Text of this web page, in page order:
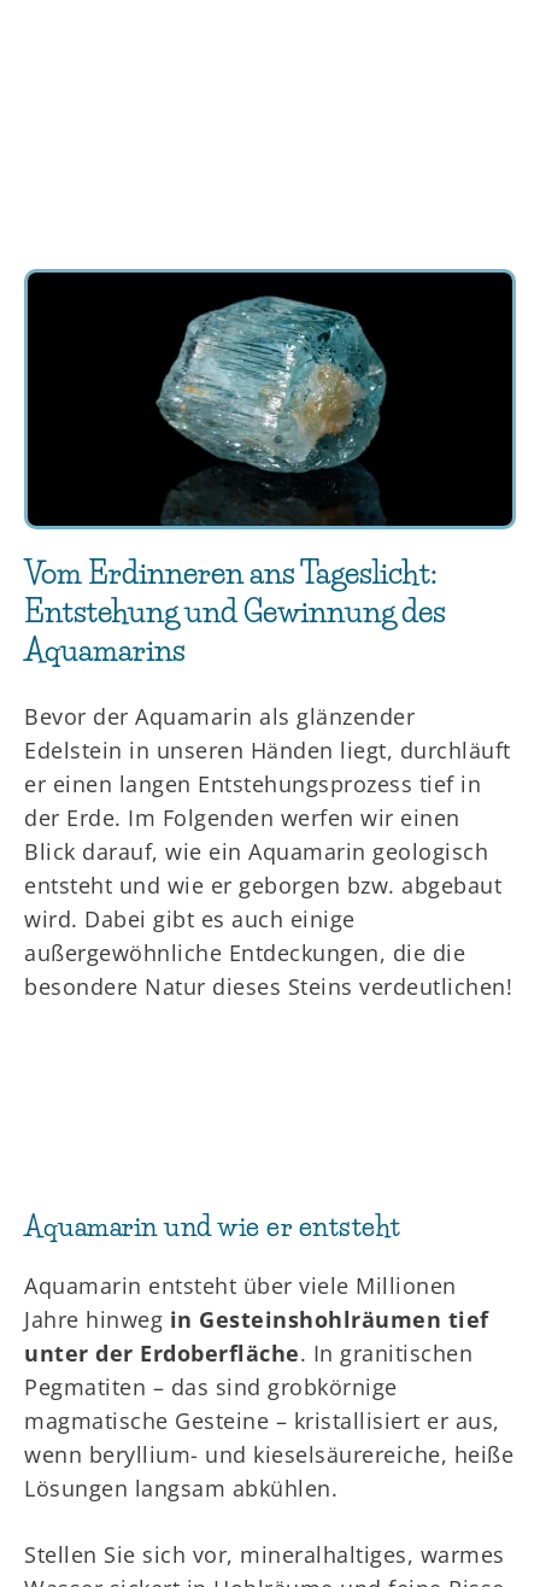
Vom Erdinneren ans Tageslicht:
Entstehung und Gewinnung des
Aquamarins
Bevor der Aquamarin als glänzender
Edelstein in unseren Händen liegt, durchläuft
er einen langen Entstehungsprozess tief in
der Erde. Im Folgenden werfen wir einen
Blick darauf, wie ein Aquamarin geologisch
entsteht und wie er geborgen bzw. abgebaut
wird. Dabei gibt es auch einige
außergewöhnliche Entdeckungen, die die
besondere Natur dieses Steins verdeutlichen!
Aquamarin und wie er entsteht
Aquamarin entsteht über viele Millionen
Jahre hinweg in Gesteinshohlräumen tief
unter der Erdoberfläche. In granitischen
Pegmatiten – das sind grobkörnige
magmatische Gesteine – kristallisiert er aus,
wenn beryllium- und kieselsäurereiche, heiße
Lösungen langsam abkühlen.
Stellen Sie sich vor, mineralhaltiges, warmes